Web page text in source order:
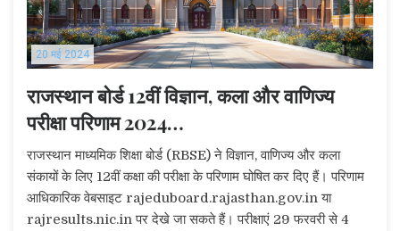
20 मई 2024
राजस्थान बोर्ड 12वीं विज्ञान, कला और वाणिज्य
परीक्षा परिणाम 2024
rajeduboard.rajasthan.gov.in पर घोषित;
यहां देखें डायरेक्ट लिंक
राजस्थान माध्यमिक शिक्षा बोर्ड (RBSE) ने विज्ञान, वाणिज्य और कला
संकायों के लिए 12वीं कक्षा की परीक्षा के परिणाम घोषित कर दिए हैं। परिणाम
आधिकारिक वेबसाइट rajeduboard.rajasthan.gov.in या
rajresults.nic.in पर देखे जा सकते हैं। परीक्षाएं 29 फरवरी से 4